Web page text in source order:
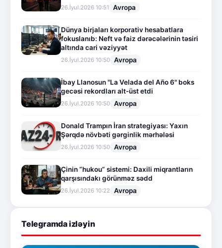
26.İyul.2026 10:51 Avropa
Dünya birjaları korporativ hesabatlara
fokuslanıb: Neft və faiz dərəcələrinin təsiri
altında cari vəziyyət
26.İyul.2026 10:50 Avropa
İbay Llanosun "La Velada del Año 6" boks
gecəsi rekordları alt-üst etdi
26.İyul.2026 10:50 Avropa
Donald Trampın İran strategiyası: Yaxın
Şərqdə növbəti gərginlik mərhələsi
26.İyul.2026 10:50 Avropa
Çinin “hukou” sistemi: Daxili miqrantların
qarşısındakı görünməz sədd
26.İyul.2026 10:22 Avropa
Telegramda izləyin